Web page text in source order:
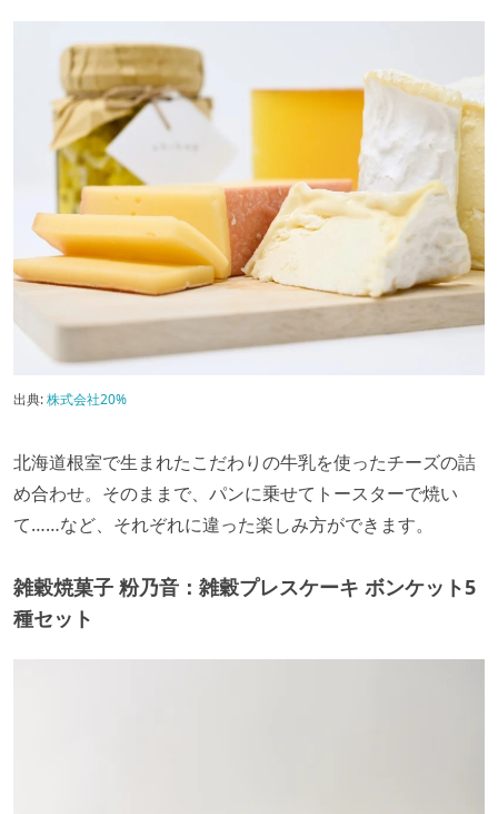
出典:株式会社20%
北海道根室で生まれたこだわりの牛乳を使ったチーズの詰
め合わせ。そのままで、パンに乗せてトースターで焼い
て……など、それぞれに違った楽しみ方ができます。
雑穀焼菓子 粉乃音：雑穀プレスケーキ ボンケット5
種セット